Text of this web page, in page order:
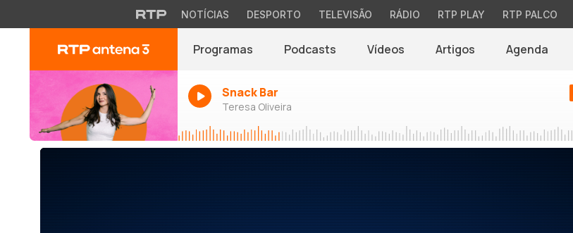
NOTÍCIAS DESPORTO TELEVISÃO RÁDIO RTP PLAY RTP PALCO
Programas Podcasts Vídeos Artigos Agenda
Snack Bar
Teresa Oliveira